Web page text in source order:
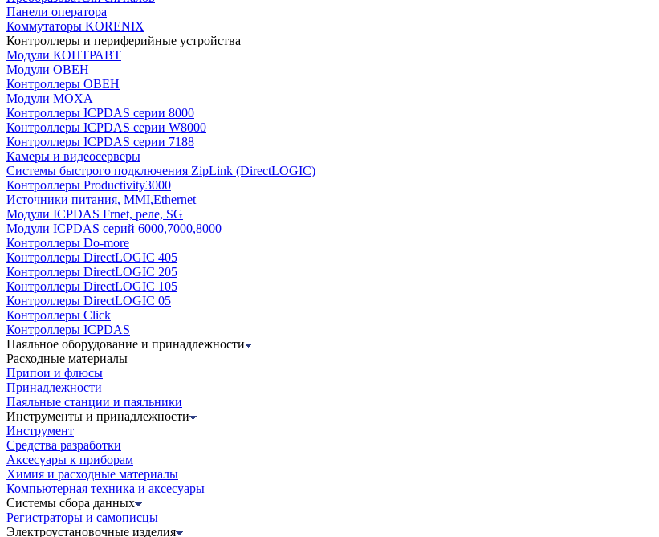
Панели оператора
Коммутаторы KORENIX
Контроллеры и периферийные устройства
Модули КОНТРАВТ
Модули ОВЕН
Контроллеры ОВЕН
Модули MOXA
Контроллеры ICPDAS серии 8000
Контроллеры ICPDAS серии W8000
Контроллеры ICPDAS серии 7188
Камеры и видеосерверы
Системы быстрого подключения ZipLink (DirectLOGIC)
Контроллеры Productivity3000
Источники питания, MMI,Ethernet
Модули ICPDAS Frnet, реле, SG
Модули ICPDAS серий 6000,7000,8000
Контроллеры Do-more
Контроллеры DirectLOGIC 405
Контроллеры DirectLOGIC 205
Контроллеры DirectLOGIC 105
Контроллеры DirectLOGIC 05
Контроллеры Click
Контроллеры ICPDAS
Паяльное оборудование и принадлежности
Расходные материалы
Припои и флюсы
Принадлежности
Паяльные станции и паяльники
Инструменты и принадлежности
Инструмент
Средства разработки
Аксесуары к приборам
Химия и расходные материалы
Компьютерная техника и аксесуары
Системы сбора данных
Регистраторы и самописцы
Электроустановочные изделия